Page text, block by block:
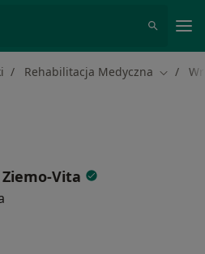
Rehabilitacja Medyczna Zmień
Vita